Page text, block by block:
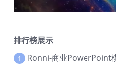
排行榜展示
1 Ronni-商业PowerPoint